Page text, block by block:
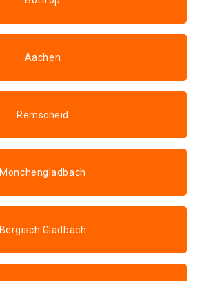
Aachen
Remscheid
Mönchengladbach
Bergisch Gladbach